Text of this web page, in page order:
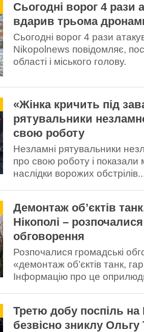
Сьогодні ворог 4 рази
вдарив трьома
Сьогодні ворог 4 рази
Nikopolnews повідомляє,
області і міського голову.
«Жінка кричить під
рятувальники
свою роботу
Незламні рятувальники
про свою роботу і показали
наслідки ворожих
Демонтаж об’єктів
Нікополі –
обговорення
Розпочалися громадські
«демонтаж об’єктів танк,
Інформацію про це
Третю добу поспіль
безвісно зниклу Ольгу